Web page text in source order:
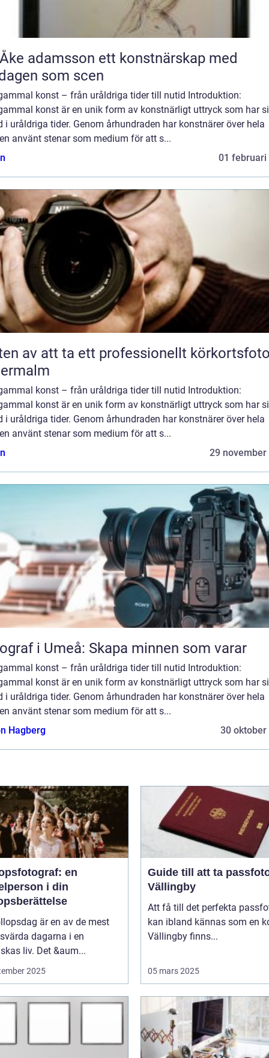
ett konstnärskap med
som scen
konst – från uråldriga tider till nutid Introduktion:
konst är en unik form av konstnärligt uttryck som har
i uråldriga tider. Genom århundraden har konstnärer över hela
använt stenar som medium för att s...
01 februari
av att ta ett professionellt
konst – från uråldriga tider till nutid Introduktion:
konst är en unik form av konstnärligt uttryck som har
i uråldriga tider. Genom århundraden har konstnärer över hela
använt stenar som medium för att s...
29 november
i Umeå: Skapa minnen som varar
konst – från uråldriga tider till nutid Introduktion:
konst är en unik form av konstnärligt uttryck som har
i uråldriga tider. Genom århundraden har konstnärer över hela
använt stenar som medium för att s...
Hagberg
30 oktober
en
i din
är en av de mest
dagarna i en
liv. Det &aum...
2025
Guide till att ta
Vällingby
Att få till det perfekta
kan ibland kännas som en
Vällingby finns...
05 mars 2025